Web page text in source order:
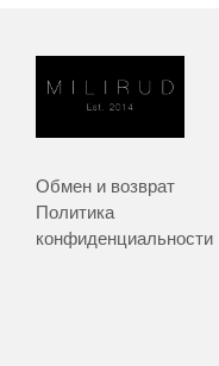
Обмен и возврат
Политика
конфиденциальности